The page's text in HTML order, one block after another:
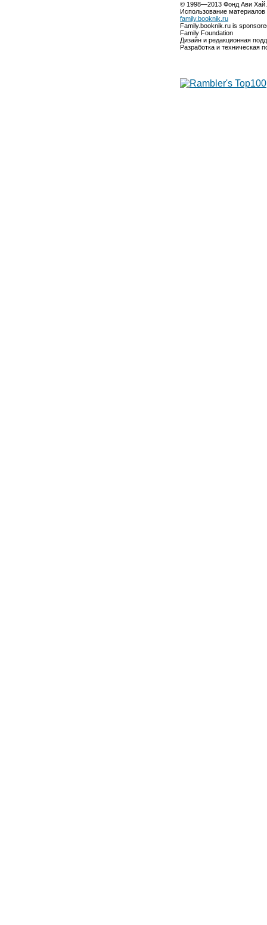
© 1998—2013 Фонд Ави
Использование
family.booknik.ru
Family.booknik.ru is
Family Foundation
Дизайн и редакционная
Разработка и техническая